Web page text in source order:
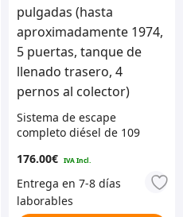
Sistema de escape
completo diésel de 109
aproximadamente 1974, 5
puertas, tanque de
llenado trasero, 4 pernos
al colector)
176.00€